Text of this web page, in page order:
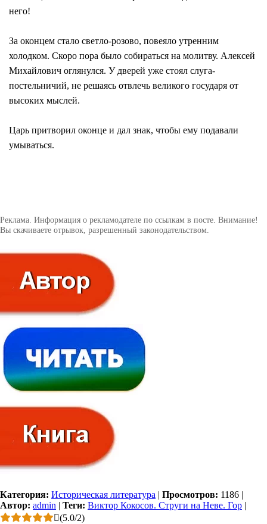
него!
За оконцем стало светло-розово, повеяло утренним
холодком. Скоро пора было собираться на молитву. Алексей
Михайлович оглянулся. У дверей уже стоял слуга-
постельничий, не решаясь отвлечь великого государя от
высоких мыслей.
Царь притворил оконце и дал знак, чтобы ему подавали
умываться.
Реклама. Информация о рекламодателе по ссылкам в посте. Внимание!
Вы скачиваете отрывок, разрешенный законодательством.
Категория: Историческая литература | Просмотров: 1186 |
Автор: admin | Теги: Виктор Кокосов. Струги на Неве. Гор |
(5.0/2)